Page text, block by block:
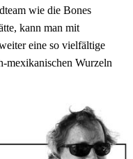
wie die Bones
kann man mit
eine so vielfältige
Wurzeln